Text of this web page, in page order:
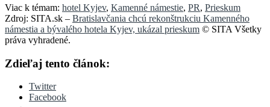
Viac k témam: hotel Kyjev, Kamenné námestie, PR, Prieskum
Zdroj: SITA.sk – Bratislavčania chcú rekonštrukciu Kamenného
námestia a bývalého hotela Kyjev, ukázal prieskum © SITA Všetky
práva vyhradené.
Zdieľaj tento článok:
Twitter
Facebook